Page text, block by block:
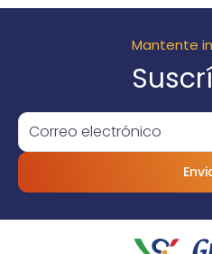
Mantente